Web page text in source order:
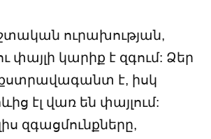
ուրախության,
փայլի կարիք է զգում: Ձեր
է, իսկ
էլ վառ են փայլում:
զգացմունքները,